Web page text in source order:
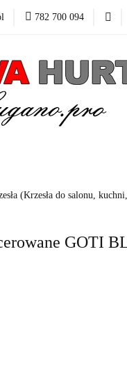
782 700 094
Fotele obrotowe
Kontakt
(Krzesła do salonu,
GOTI